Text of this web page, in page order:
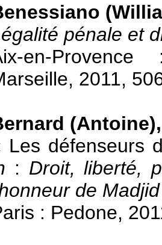
pénale et
en-
2011,
Les défenseurs
: Droit, liberté,
de
: Pedone,